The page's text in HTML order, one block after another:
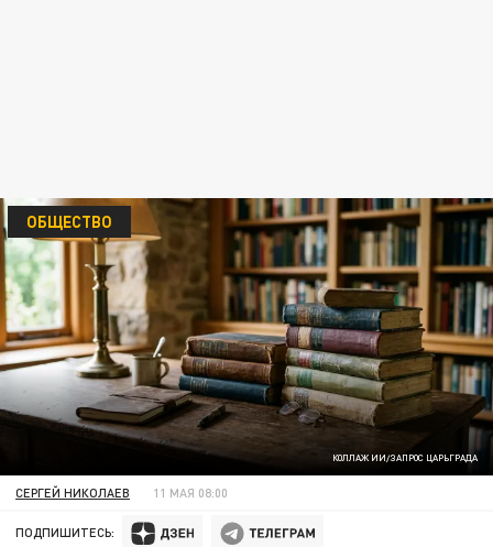
КОЛЛАЖ ИИ/ЗАПРОС ЦАРЬГРАДА
ОБЩЕСТВО
СЕРГЕЙ НИКОЛАЕВ 11 МАЯ 08:00
ПОДПИШИТЕСЬ: